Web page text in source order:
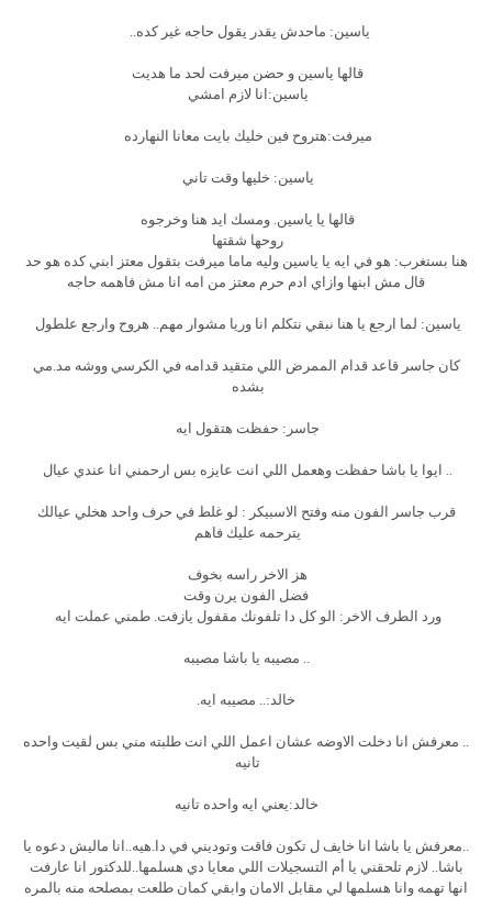
ياسين: ماحدش يقدر يقول حاجه غير كده..
قالها ياسين و حضن ميرفت لحد ما هديت
ياسين:انا لازم امشي
ميرفت:هتروح فين خليك بايت معانا النهارده
ياسين: خليها وقت تاني
قالها يا ياسين. ومسك ايد هنا وخرجوه
روحها شقتها
هنا بستغرب: هو في ايه يا ياسين وليه ماما ميرفت بتقول معتز ابني كده هو حد
قال مش ابنها وازاي ادم حرم معتز من امه انا مش فاهمه حاجه
ياسين: لما ارجع يا هنا نبقي نتكلم انا وريا مشوار مهم.. هروح وارجع علطول
كان جاسر قاعد قدام الممرض اللي متقيد قدامه في الكرسي ووشه مد.مي
بشده
جاسر: حفظت هتقول ايه
.. ايوا يا باشا حفظت وهعمل اللي انت عايزه بس ارحمني انا عندي عيال
قرب جاسر الفون منه وفتح الاسبيكر : لو غلط في حرف واحد هخلي عيالك
يترحمه عليك فاهم
هز الاخر راسه بخوف
فضل الفون يرن وقت
ورد الطرف الاخر: الو كل دا تلفونك مقفول يازفت. طمني عملت ايه
.. مصيبه يا باشا مصيبه
خالد:.. مصيبه ايه.
.. معرفش انا دخلت الاوضه عشان اعمل اللي انت طلبته مني بس لقيت واحده
تانيه
خالد:يعني ايه واحده تانيه
..معرفش يا باشا انا خايف ل تكون فاقت وتوديني في دا.هيه..انا ماليش دعوه يا
باشا.. لازم تلحقني يا أم التسجيلات اللي معايا دي هسلمها..للدكتور انا عارفت
انها تهمه وانا هسلمها لي مقابل الامان وابقي كمان طلعت بمصلحه منه بالمره